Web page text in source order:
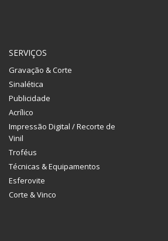
SERVIÇOS
Gravação & Corte
Sinalética
Publicidade
Acrílico
Impressão Digital / Recorte de
Vinil
Troféus
Técnicas & Equipamentos
Esferovite
Corte & Vinco